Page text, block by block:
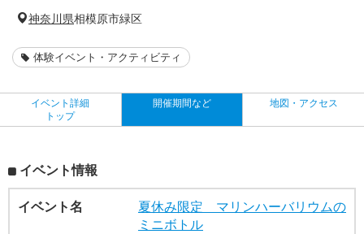
神奈川県相模原市緑区
体験イベント・アクティビティ
イベント詳細
トップ
開催期間など 地図・アクセス
イベント情報
イベント名
夏休み限定 マリンハーバリウムの
ミニボトル